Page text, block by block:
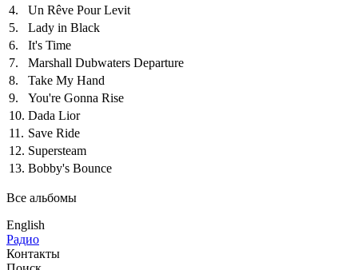
4.
Un Rêve Pour Levit
5.
Lady in Black
6.
It's Time
7.
Marshall Dubwaters Departure
8.
Take My Hand
9.
You're Gonna Rise
10. Dada Lior
11. Save Ride
12. Supersteam
13. Bobby's Bounce
Все альбомы
English
Радио
Контакты